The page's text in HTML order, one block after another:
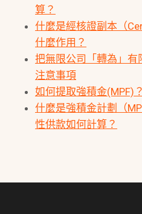
算？
什麼是經核證副本（
什麼作用？
把無限公司「轉為」
注意事項
如何提取強積金(MPF)
什麼是強積金計劃（
性供款如何計算？